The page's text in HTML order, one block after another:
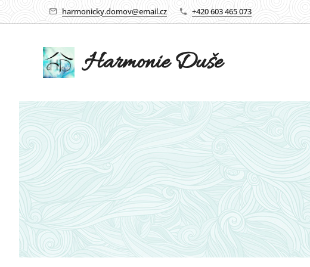
harmonicky.domov@email.cz +420 603 465 073
Harmonie Duše